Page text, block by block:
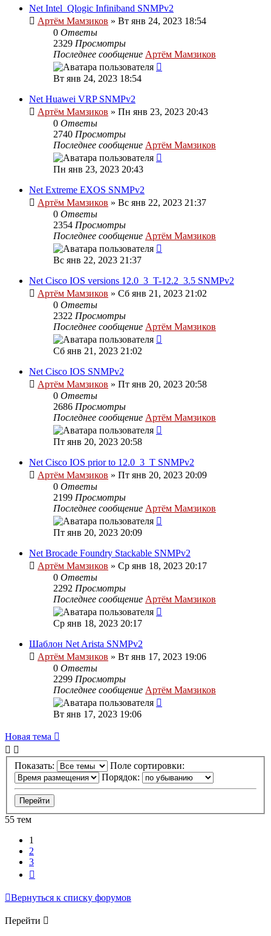
Net Intel_Qlogic Infiniband SNMPv2
Артём Мамзиков » Вт янв 24, 2023 18:54
0 Ответы
2329 Просмотры
Последнее сообщение Артём Мамзиков
Вт янв 24, 2023 18:54
Net Huawei VRP SNMPv2
Артём Мамзиков » Пн янв 23, 2023 20:43
0 Ответы
2740 Просмотры
Последнее сообщение Артём Мамзиков
Пн янв 23, 2023 20:43
Net Extreme EXOS SNMPv2
Артём Мамзиков » Вс янв 22, 2023 21:37
0 Ответы
2354 Просмотры
Последнее сообщение Артём Мамзиков
Вс янв 22, 2023 21:37
Net Cisco IOS versions 12.0_3_T-12.2_3.5 SNMPv2
Артём Мамзиков » Сб янв 21, 2023 21:02
0 Ответы
2322 Просмотры
Последнее сообщение Артём Мамзиков
Сб янв 21, 2023 21:02
Net Cisco IOS SNMPv2
Артём Мамзиков » Пт янв 20, 2023 20:58
0 Ответы
2686 Просмотры
Последнее сообщение Артём Мамзиков
Пт янв 20, 2023 20:58
Net Cisco IOS prior to 12.0_3_T SNMPv2
Артём Мамзиков » Пт янв 20, 2023 20:09
0 Ответы
2199 Просмотры
Последнее сообщение Артём Мамзиков
Пт янв 20, 2023 20:09
Net Brocade Foundry Stackable SNMPv2
Артём Мамзиков » Ср янв 18, 2023 20:17
0 Ответы
2292 Просмотры
Последнее сообщение Артём Мамзиков
Ср янв 18, 2023 20:17
Шаблон Net Arista SNMPv2
Артём Мамзиков » Вт янв 17, 2023 19:06
0 Ответы
2299 Просмотры
Последнее сообщение Артём Мамзиков
Вт янв 17, 2023 19:06
Новая тема
Показать:
Поле сортировки:
Порядок:
55 тем
1
2
3
Вернуться к списку форумов
Перейти